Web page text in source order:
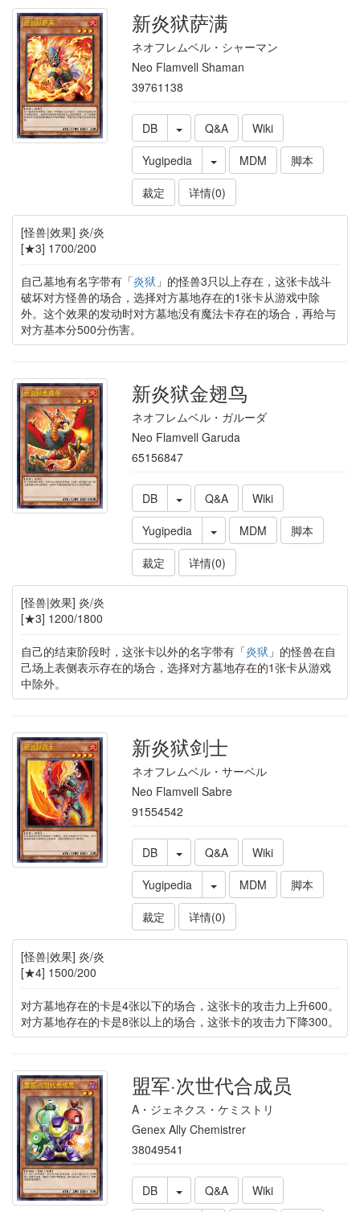
新炎狱萨满
ネオフレムベル・シャーマン
Neo Flamvell Shaman
39761138
DB Q&A
Wiki
Yugipedia
MDM
脚本
裁定
详情(0)
[怪兽|效果] 炎/炎
[★3] 1700/200
自己墓地有名字带有「炎狱 」的怪兽3只以上存在，这张卡战斗
破坏对方怪兽的场合，选择对方墓地存在的1张卡从游戏中除
外。这个效果的发动时对方墓地没有魔法卡存在的场合，再给与
对方基本分500分伤害。
新炎狱金翅鸟
ネオフレムベル・ガルーダ
Neo Flamvell Garuda
65156847
DB Q&A
Wiki
Yugipedia
MDM
脚本
裁定
详情(0)
[怪兽|效果] 炎/炎
[★3] 1200/1800
自己的结束阶段时，这张卡以外的名字带有「炎狱 」的怪兽在自
己场上表侧表示存在的场合，选择对方墓地存在的1张卡从游戏
中除外。
新炎狱剑士
ネオフレムベル・サーベル
Neo Flamvell Sabre
91554542
DB Q&A
Wiki
Yugipedia
MDM
脚本
裁定
详情(0)
[怪兽|效果] 炎/炎
[★4] 1500/200
对方墓地存在的卡是4张以下的场合，这张卡的攻击力上升600。
对方墓地存在的卡是8张以上的场合，这张卡的攻击力下降300。
盟军·次世代合成员
A・ジェネクス・ケミストリ
Genex Ally Chemistrer
38049541
DB Q&A Wiki